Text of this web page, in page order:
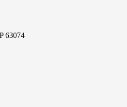
63074